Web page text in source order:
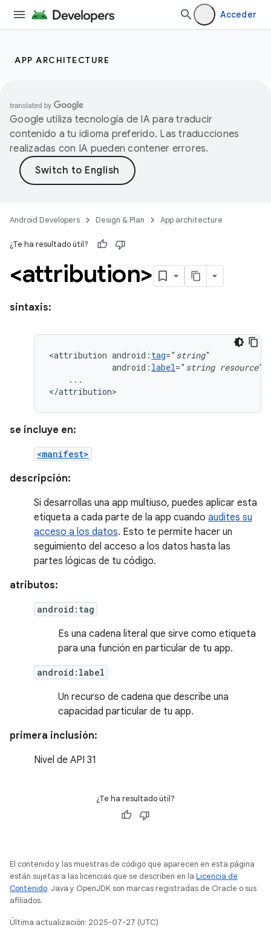
Acceder
APP ARCHITECTURE
Google utiliza tecnología de IA para traducir
contenido a tu idioma preferido. Las traducciones
realizadas con IA pueden contener errores.
Android Developers Design & Plan App architecture
¿Te ha resultado útil?
<attribution>
sintaxis:
<attribution android: tag=" string
android: label=" string resource
...
</attribution>
se incluye en:
<manifest>
descripción:
Si desarrollas una app multiuso, puedes aplicar esta
etiqueta a cada parte de la app cuando audites su
acceso a los datos. Esto te permite hacer un
seguimiento del acceso a los datos hasta las
partes lógicas de tu código.
atributos:
android:tag
Es una cadena literal que sirve como etiqueta
para una función en particular de tu app.
android:label
Un recurso de cadena que describe una
capacidad particular de tu app.
primera inclusión:
Nivel de API 31
¿Te ha resultado útil?
El contenido y las muestras de código que aparecen en esta página
están sujetas a las licencias que se describen en la Licencia de
Contenido. Java y OpenJDK son marcas registradas de Oracle o sus
afiliados.
Última actualización: 2025-07-27 (UTC)